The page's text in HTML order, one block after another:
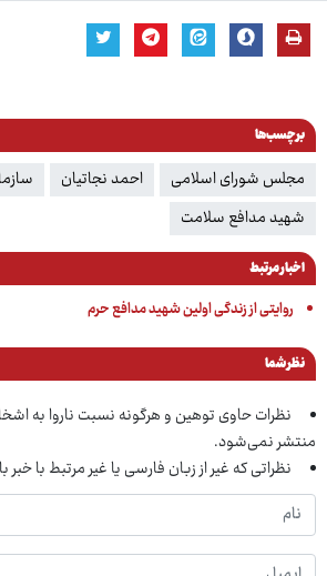
برچسب‌ها
مجلس شورای اسلامی احمد نجاتیان
شهید مدافع سلامت
اخبار مرتبط
روایتی از زندگی اولین شهید مدافع حرم
نظر شما
نظرات حاوی توهین و هرگونه نسبت ناروا به
منتشر نمی‌شود.
نظراتی که غیر از زبان فارسی یا غیر مرتبط با